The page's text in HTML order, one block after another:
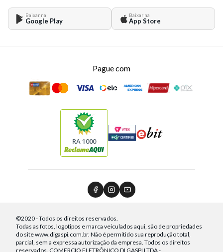
Baixar na
Google Play
Baixar na
App Store
Pague com
RA 1000
©2020 - Todos os direitos reservados.
Todas as fotos, logotipos e marca veiculados aqui, são de propriedades
do site www.digaspi.com.br. Não é permitido sua reprodução total,
parcial, sem a expressa autorização da empresa. Todos os direitos
reservados. COMERCIO ELETRÔNICO DI GASPI LTDA -